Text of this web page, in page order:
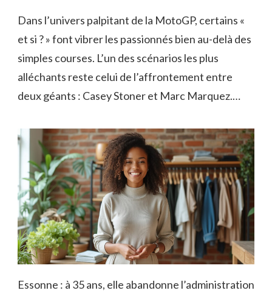
Dans l’univers palpitant de la MotoGP, certains «
et si ? » font vibrer les passionnés bien au-delà des
simples courses. L’un des scénarios les plus
alléchants reste celui de l’affrontement entre
deux géants : Casey Stoner et Marc Marquez.…
Essonne : à 35 ans, elle abandonne l’administration